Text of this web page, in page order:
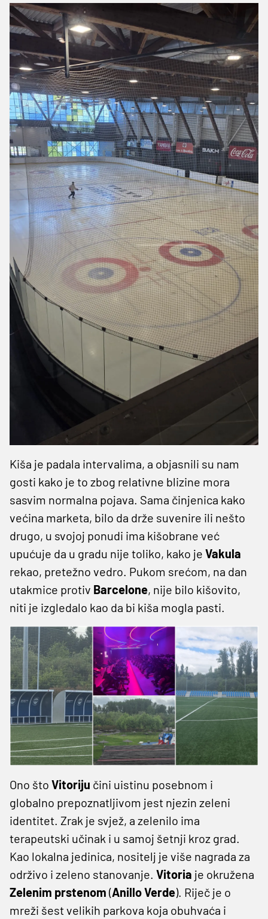
Kiša je padala intervalima, a objasnili su nam
gosti kako je to zbog relativne blizine mora
sasvim normalna pojava. Sama činjenica kako
većina marketa, bilo da drže suvenire ili nešto
drugo, u svojoj ponudi ima kišobrane već
upućuje da u gradu nije toliko, kako je Vakula
rekao, pretežno vedro. Pukom srećom, na dan
utakmice protiv Barcelone, nije bilo kišovito,
niti je izgledalo kao da bi kiša mogla pasti.
Ono što Vitoriju čini uistinu posebnom i
globalno prepoznatljivom jest njezin zeleni
identitet. Zrak je svjež, a zelenilo ima
terapeutski učinak i u samoj šetnji kroz grad.
Kao lokalna jedinica, nositelj je više nagrada za
održivo i zeleno stanovanje. Vitoria je okružena
Zelenim prstenom (Anillo Verde). Riječ je o
mreži šest velikih parkova koja obuhvaća i